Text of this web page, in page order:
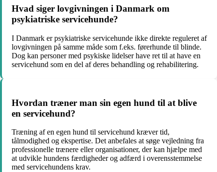
Hvad siger lovgivningen i Danmark om
psykiatriske servicehunde?
I Danmark er psykiatriske servicehunde ikke direkte reguleret af
lovgivningen på samme måde som f.eks. førerhunde til blinde.
Dog kan personer med psykiske lidelser have ret til at have en
servicehund som en del af deres behandling og rehabilitering.
Hvordan træner man sin egen hund til at blive
en servicehund?
Træning af en egen hund til servicehund kræver tid,
tålmodighed og ekspertise. Det anbefales at søge vejledning fra
professionelle trænere eller organisationer, der kan hjælpe med
at udvikle hundens færdigheder og adfærd i overensstemmelse
med servicehundens krav.